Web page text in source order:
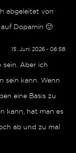
abgeleitet von
auf Dopamin 🙂
15. Juni 2026 - 06:58
Aber ich
sein kann. Wenn
eine Basis zu
kann, hat man es
ab und zu mal